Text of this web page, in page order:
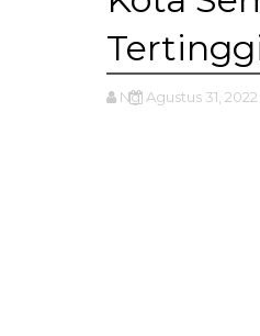
Ng Agustus 31, 2022